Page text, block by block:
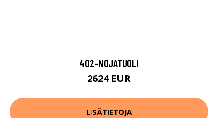
402-NOJATUOLI
2624 EUR
LISÄTIETOJA